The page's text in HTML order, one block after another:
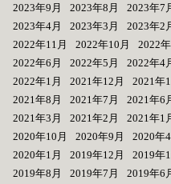
2023年9月
2023年8月 2023年7
2023年4月
2023年3月 2023年2
2022年11月
2022年10月 2022
2022年6月
2022年5月 2022年4
2022年1月
2021年12月 2021年
2021年8月
2021年7月 2021年6
2021年3月
2021年2月 2021年1
2020年10月
2020年9月 2020年
2020年1月
2019年12月 2019年
2019年8月
2019年7月 2019年6